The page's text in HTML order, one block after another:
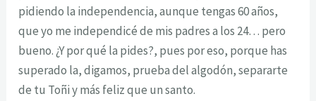
pidiendo la independencia, aunque tengas 60 años,
que yo me independicé de mis padres a los 24… pero
bueno. ¿Y por qué la pides?, pues por eso, porque has
superado la, digamos, prueba del algodón, separarte
de tu Toñi y más feliz que un santo.